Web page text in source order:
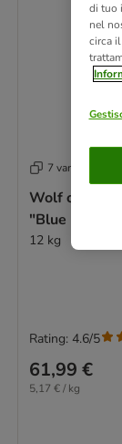
7 varianti
Wolf of
"Blue River" -
12 kg
61,99 €
5,17 € / kg
Rating: 4.6/5
di tuo
nel
circa